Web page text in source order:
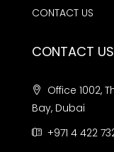
CONTACT US
CONTACT US
Office 1002,
Bay, Dubai
+971 4 422